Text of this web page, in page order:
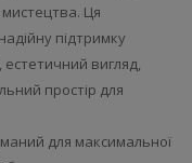
Ця
підтримку
вигляд,
простір для
для максимальної